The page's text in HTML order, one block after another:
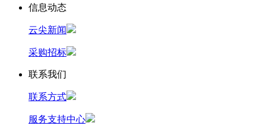
信息动态
云尖新闻
采购招标
联系我们
联系方式
服务支持中心